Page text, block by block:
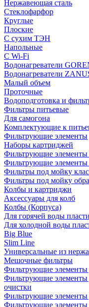
Нержавеющая сталь
Стеклофарфор
Круглые
Плоские
С сухим ТЭН
Напольные
С Wi-Fi
Водонагреватели
Водонагреватели
Малый объем
Проточные
Водоподготовка и
Фильтры питьевые
Для самогона
Комплектующие к
Фильтрующие элементы
Наборы картриджей
Фильтрующие элементы
Фильтрующие элементы
Фильтры под мойку
Фильтры под мойку
Колбы и картриджи
Аксессуары для колб
Колбы (Корпуса)
Для горячей воды
Для холодной воды
Big Blue
Slim Line
Универсальные из
Мешочные фильтры
Фильтрующие элементы
Фильтрующие элементы
очистки
Фильтрующие элементы
Фильтрующие элементы